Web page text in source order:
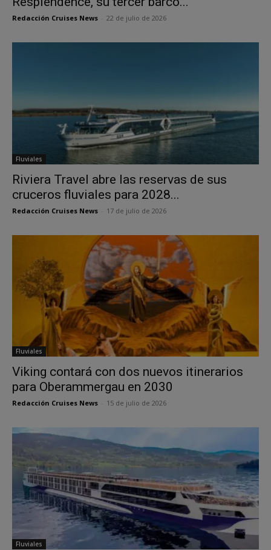
Redacción Cruises News 22 de julio de 2026
Fluviales
Riviera Travel abre las reservas de sus
cruceros fluviales para 2028...
Redacción Cruises News 17 de julio de 2026
Fluviales
Viking contará con dos nuevos itinerarios
para Oberammergau en 2030
Redacción Cruises News 15 de julio de 2026
Fluviales